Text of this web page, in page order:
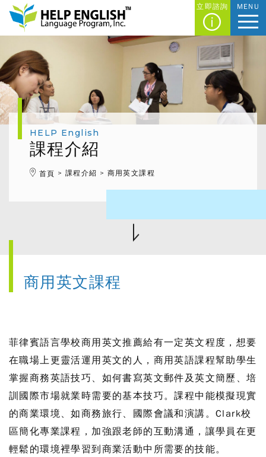
立即諮詢 MENU
HELP English
課程介紹
首頁 課程介紹 商用英文課程
商用英文課程
菲律賓語言學校商用英文推薦給有一定英文程度，想要
在職場上更靈活運用英文的人，商用英語課程幫助學生
掌握商務英語技巧、如何書寫英文郵件及英文簡歷、培
訓國際市場就業時需要的基本技巧。課程中能模擬現實
的商業環境、如商務旅行、國際會議和演講。Clark校
區簡化專業課程，加強跟老師的互動溝通，讓學員在更
輕鬆的環境裡學習到商業活動中所需要的技能。